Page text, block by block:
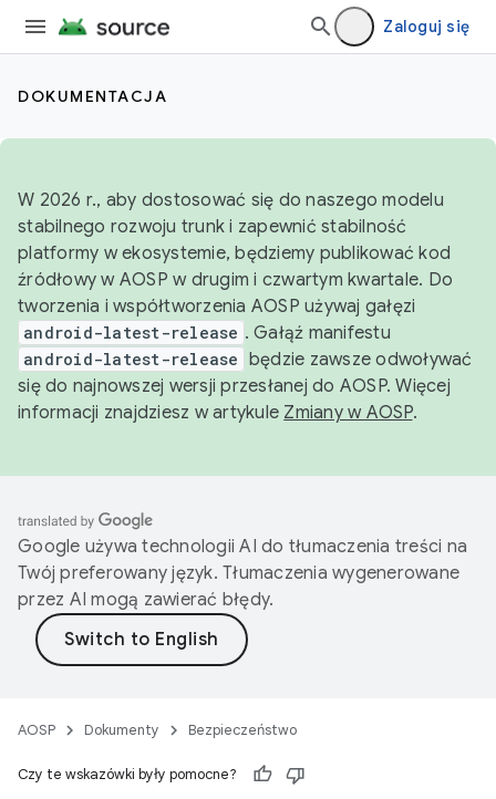
Zaloguj się
DOKUMENTACJA
W 2026 r., aby dostosować się do naszego modelu
stabilnego rozwoju trunk i zapewnić stabilność
platformy w ekosystemie, będziemy publikować kod
źródłowy w AOSP w drugim i czwartym kwartale. Do
tworzenia i współtworzenia AOSP używaj gałęzi
android-latest-release . Gałąź manifestu
android-latest-release będzie zawsze odwoływać
się do najnowszej wersji przesłanej do AOSP. Więcej
informacji znajdziesz w artykule Zmiany w AOSP.
Google używa technologii AI do tłumaczenia treści na
Twój preferowany język. Tłumaczenia wygenerowane
przez AI mogą zawierać błędy.
AOSP Dokumenty Bezpieczeństwo
Czy te wskazówki były pomocne?